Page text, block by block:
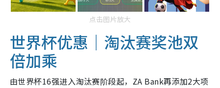
点击图片放大
世界杯优惠｜淘汰赛奖池双
倍加乘
由世界杯16强进入淘汰赛阶段起，ZA Bank再添加2大项